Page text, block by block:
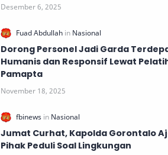
Dorong Personel Jadi Garda
Humanis dan Responsif Lewat
Pamapta
Jumat Curhat, Kapolda Gorontalo
Pihak Peduli Soal Lingkungan